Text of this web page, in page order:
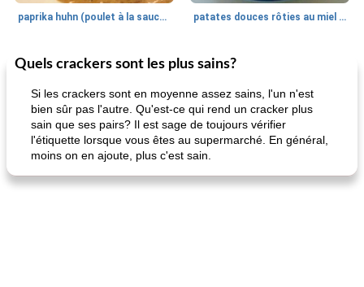
paprika huhn (poulet à la sauce paprika). patates douces rôties au miel / kumara
25 min
Petit déjeuner et brunch Viande et volaille
Quels crackers sont les plus sains?
Si les crackers sont en moyenne assez sains, l'un n'est
bien sûr pas l'autre. Qu'est-ce qui rend un cracker plus
sain que ses pairs? Il est sage de toujours vérifier
l'étiquette lorsque vous êtes au supermarché. En général,
moins on en ajoute, plus c'est sain.